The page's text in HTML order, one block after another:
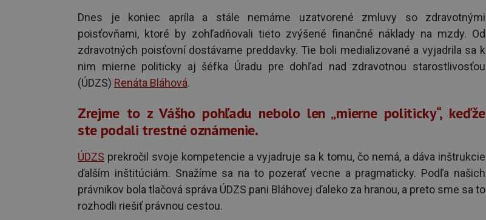
Dnes je koniec apríla a stále nemáme uzatvorené zmluvy so zdravotnými
poisťovňami, ktoré by zohľadňovali tieto zvýšené finančné náklady na mzdy. Od
zdravotných poisťovní dostávame preddavky. Tie boli medializované a vyjadrila sa k
nim mierne politicky aj šéfka Úradu pre dohľad nad zdravotnou starostlivosťou
(ÚDZS) Renáta Bláhová.
Zrejme to z Vášho pohľadu nebolo len „mierne politicky“, keďže
ste podali trestné oznámenie.
ÚDZS prekročil svoje kompetencie a vyjadruje sa k tomu, čo nemá, a dáva inštrukcie
ďalším inštitúciám. Snažíme sa na to pozerať vecne a pragmaticky. Podľa našich
právnikov bola tlačová správa ÚDZS pani Bláhovej ďaleko za hranou, a preto sme sa to
rozhodli riešiť právnou cestou.